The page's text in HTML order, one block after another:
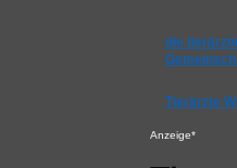
die
Tierärzte
Anzeige*